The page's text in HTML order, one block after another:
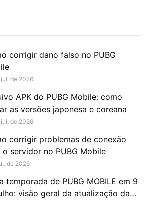
corrigir dano falso no PUBG
de 2026
APK do PUBG Mobile: como
as versões japonesa e coreana
de 2026
corrigir problemas de conexão
o servidor no PUBG Mobile
de 2026
temporada de PUBG MOBILE em 9
visão geral da atualização da